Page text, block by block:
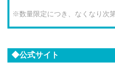
※数量限定につき、なくなり次
◆公式サイト